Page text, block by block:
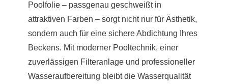
Poolfolie – passgenau geschweißt in
attraktiven Farben – sorgt nicht nur für Ästhetik,
sondern auch für eine sichere Abdichtung Ihres
Beckens. Mit moderner Pooltechnik, einer
zuverlässigen Filteranlage und professioneller
Wasseraufbereitung bleibt die Wasserqualität